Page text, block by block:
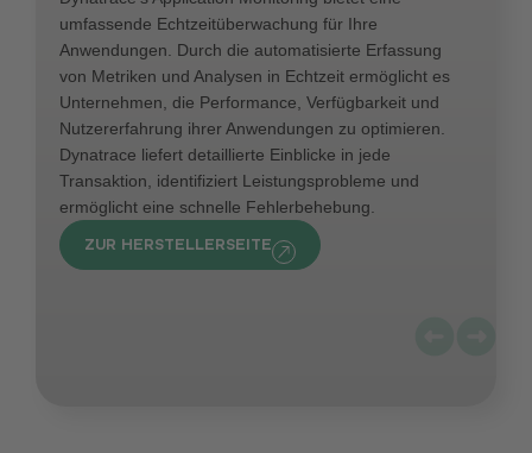
umfassende Echtzeitüberwachung für Ihre
Anwendungen. Durch die automatisierte Erfassung
von Metriken und Analysen in Echtzeit ermöglicht es
Unternehmen, die Performance, Verfügbarkeit und
Nutzererfahrung ihrer Anwendungen zu optimieren.
Dynatrace liefert detaillierte Einblicke in jede
Transaktion, identifiziert Leistungsprobleme und
ermöglicht eine schnelle Fehlerbehebung.
ZUR HERSTELLERSEITE